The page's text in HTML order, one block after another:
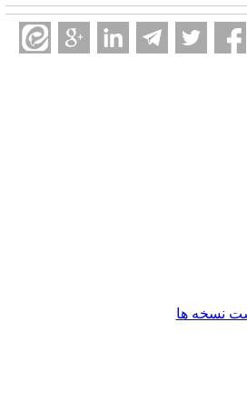
نسخه ها